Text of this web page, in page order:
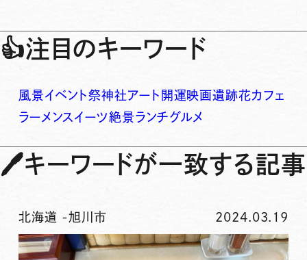
👍注目のキーワード
風景イベント祭神社アート 開運映画遺跡花カフェ
ラーメンスイーツ絶景ランチグルメ
🖊キーワードが一致する記事
北海道 -旭川市 2024.03.19